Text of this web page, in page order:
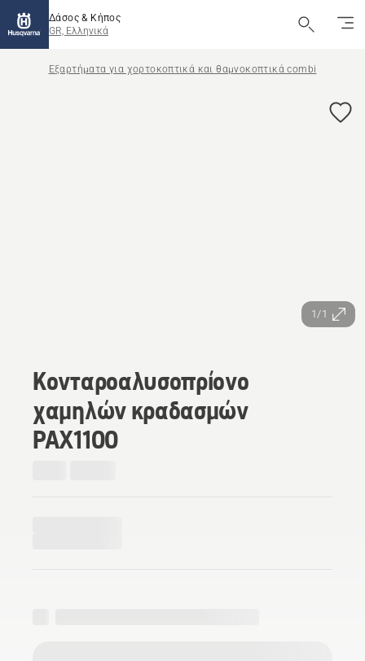
Δάσος & Κήπος
GR, Ελληνικά
Εξαρτήματα για χορτοκοπτικά και θαμνοκοπτικά combi
1/1
Κονταροαλυσοπρίονο
χαμηλών κραδασμών
PAX1100